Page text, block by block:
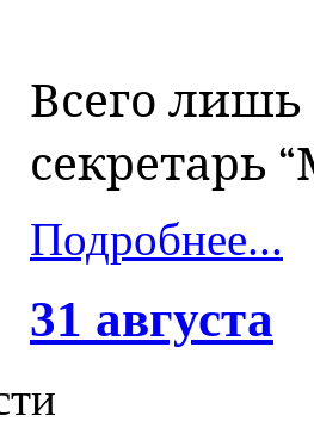
Всего лишь
секретарь
Подробнее...
31 августа